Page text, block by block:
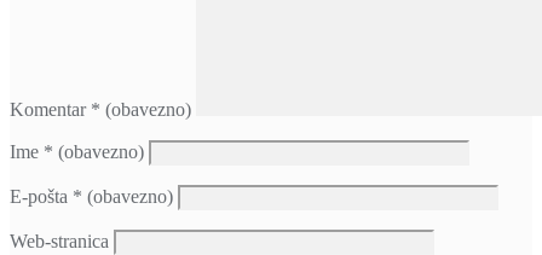
Komentar * (obavezno)
Ime * (obavezno)
E-pošta * (obavezno)
Web-stranica